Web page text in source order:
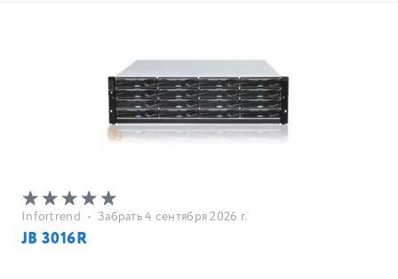
Infortrend • Забрать 4 сентября 2026 г.
JB 3016R